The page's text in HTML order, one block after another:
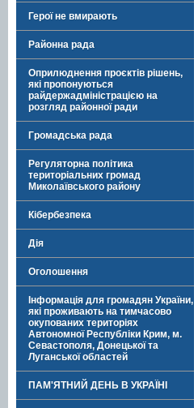
Герої не вмирають
Районна рада
Оприлюднення проєктів рішень,
які пропонуються
райдержадміністрацією на
розгляд районної ради
Громадська рада
Регуляторна політика
територіальних громад
Миколаївського району
Кібербезпека
Дія
Оголошення
Інформація для громадян України,
які проживають на тимчасово
окупованих територіях
Автономної Республіки Крим, м.
Севастополя, Донецької та
Луганської областей
ПАМ'ЯТНИЙ ДЕНЬ В УКРАЇНІ